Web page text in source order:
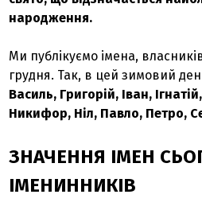
народження.
Ми публікуємо імена,
грудня. Так, в цей зимовий
Василь, Григорій, Іван,
Никифор, Ніл, Павло, Петро,
ЗНАЧЕННЯ ІМЕН
ІМЕНИННИКІВ